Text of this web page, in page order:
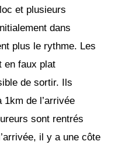
et plusieurs
dans
plus le rythme. Les
en faux plat
de sortir. Ils
de l’arrivée
sont rentrés
il y a une côte